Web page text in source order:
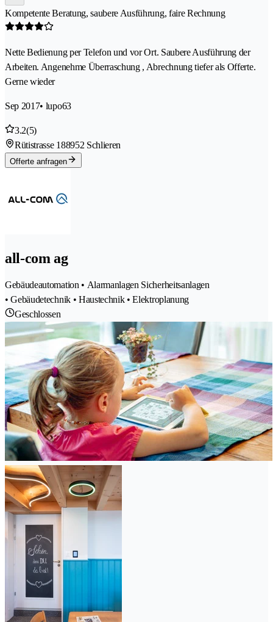
Kompetente Beratung, saubere Ausführung, faire Rechnung
Nette Bedienung per Telefon und vor Ort. Saubere Ausführung der
Arbeiten. Angenehme Überraschung , Abrechnung tiefer als Offerte.
Gerne wieder
Sep 2017• lupo63
3.2(5)
Rütistrasse 188952 Schlieren
Offerte anfragen
all-com ag
Gebäudeautomation • Alarmanlagen Sicherheitsanlagen
• Gebäudetechnik • Haustechnik • Elektroplanung
Geschlossen